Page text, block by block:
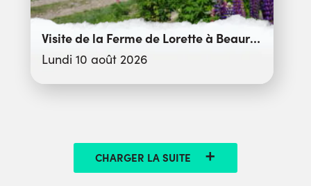
Visite de la Ferme de Lorette à Beauregard
Lundi 10 août 2026
CHARGER LA SUITE